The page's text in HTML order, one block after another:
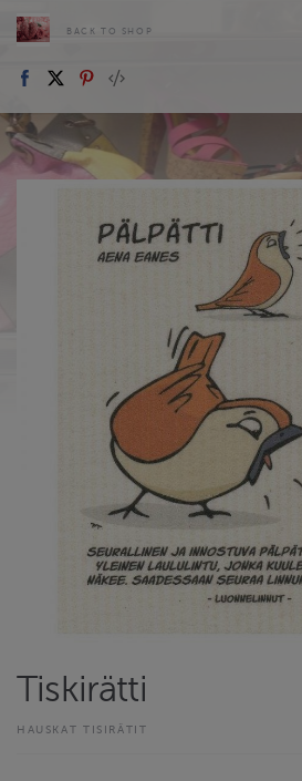
BACK TO SHOP
Tiskirätti
HAUSKAT TISIRÄTIT